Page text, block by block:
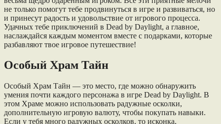
не только помогут тебе продвинуться в игре и развиваться, но
и принесут радость и удовольствие от игрового процесса.
Удачных тебе приключений в Dead by Daylight, а главное,
наслаждайся каждым моментом вместе с подарками, которые
разбавляют твое игровое путешествие!
Особый Храм Тайн
Особый Храм Тайн — это место, где можно обнаружить
умения почти каждого персонажа в игре Dead by Daylight. В
этом Храме можно использовать радужные осколки,
дополнительную игровую валюту, чтобы покупать навыки.
Если у тебя много радужных осколков, то исконка,